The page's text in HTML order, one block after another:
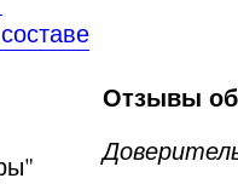
Отзывы об